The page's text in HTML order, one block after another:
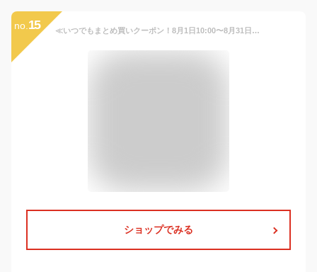
no. 15 ≪いつでもまとめ買いクーポン！8月1日10:00〜8月31日23:59まで≫ 即納 子供 プリンセス 女の子 ドレス 子供ドレス ロング プリンセスドレス コスプレ コスチューム 長袖 衣装 服 人気 誕生日 子どもドレス キッズドレス 子供用 ピンク
ショップでみる